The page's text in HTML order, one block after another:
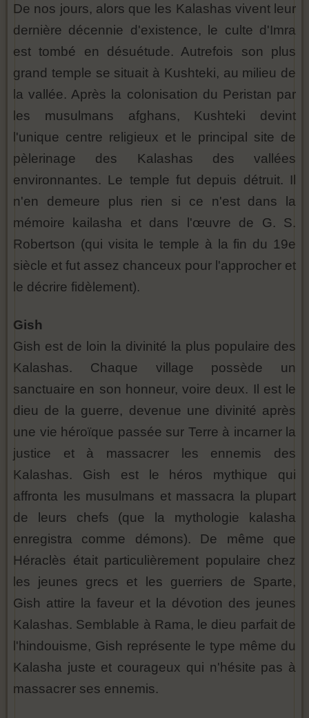
De nos jours, alors que les Kalashas vivent leur
dernière décennie d'existence, le culte d'Imra
est tombé en désuétude. Autrefois son plus
grand temple se situait à Kushteki, au milieu de
la vallée. Après la colonisation du Peristan par
les musulmans afghans, Kushteki devint
l'unique centre religieux et le principal site de
pèlerinage des Kalashas des vallées
environnantes. Le temple fut depuis détruit. Il
n'en demeure plus rien si ce n'est dans la
mémoire kailasha et dans l'œuvre de G. S.
Robertson (qui visita le temple à la fin du 19e
siècle et fut assez chanceux pour l'approcher et
le décrire fidèlement).
Gish
Gish est de loin la divinité la plus populaire des
Kalashas. Chaque village possède un
sanctuaire en son honneur, voire deux. Il est le
dieu de la guerre, devenue une divinité après
une vie héroïque passée sur Terre à incarner la
justice et à massacrer les ennemis des
Kalashas. Gish est le héros mythique qui
affronta les musulmans et massacra la plupart
de leurs chefs (que la mythologie kalasha
enregistra comme démons). De même que
Héraclès était particulièrement populaire chez
les jeunes grecs et les guerriers de Sparte,
Gish attire la faveur et la dévotion des jeunes
Kalashas. Semblable à Rama, le dieu parfait de
l'hindouisme, Gish représente le type même du
Kalasha juste et courageux qui n'hésite pas à
massacrer ses ennemis.